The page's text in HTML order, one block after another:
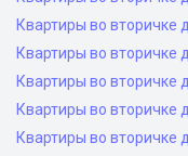
Квартиры во вторичке
Квартиры во вторичке
Квартиры во вторичке
Квартиры во вторичке
Квартиры во вторичке